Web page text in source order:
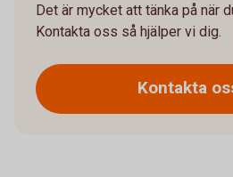
Det är mycket att tänka på när
Kontakta oss så hjälper vi dig.
Kontakta